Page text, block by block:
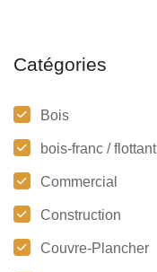
Catégories
Bois
bois-franc / flottant
Commercial
Construction
Couvre-Plancher